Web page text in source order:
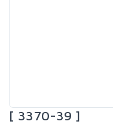
[ 3370-39 ]